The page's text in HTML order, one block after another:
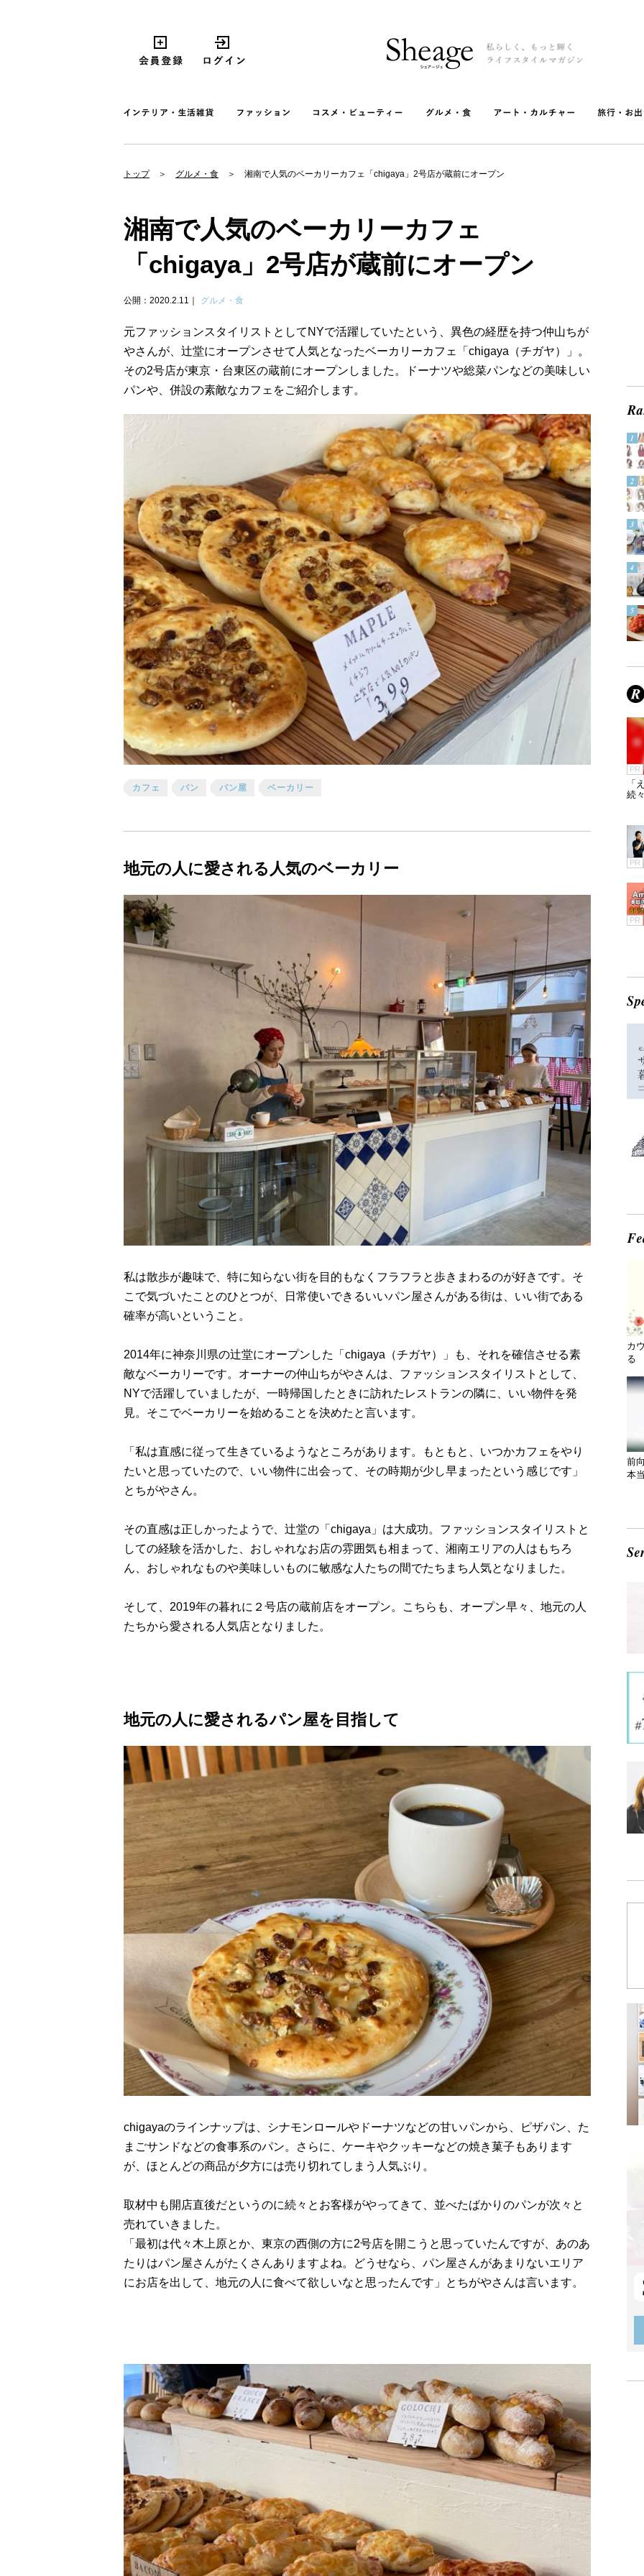
トップ グルメ・食 湘南で人気のベーカリーカフェ「chigaya」2号店が蔵前にオープン
湘南で人気のベーカリーカフェ
「chigaya」2号店が蔵前にオープン
公開：2020.2.11 グルメ・食
元ファッションスタイリストとしてNYで活躍していたという、異色の経歴を持つ仲山ちが
やさんが、辻堂にオープンさせて人気となったベーカリーカフェ「chigaya（チガヤ）」。
その2号店が東京・台東区の蔵前にオープンしました。ドーナツや総菜パンなどの美味しい
パンや、併設の素敵なカフェをご紹介します。
カフェ パン パン屋 ベーカリー
地元の人に愛される人気のベーカリー
私は散歩が趣味で、特に知らない街を目的もなくフラフラと歩きまわるのが好きです。そ
こで気づいたことのひとつが、日常使いできるいいパン屋さんがある街は、いい街である
確率が高いということ。
2014年に神奈川県の辻堂にオープンした「chigaya（チガヤ）」も、それを確信させる素
敵なベーカリーです。オーナーの仲山ちがやさんは、ファッションスタイリストとして、
NYで活躍していましたが、一時帰国したときに訪れたレストランの隣に、いい物件を発
見。そこでベーカリーを始めることを決めたと言います。
「私は直感に従って生きているようなところがあります。もともと、いつかカフェをやり
たいと思っていたので、いい物件に出会って、その時期が少し早まったという感じです」
とちがやさん。
その直感は正しかったようで、辻堂の「chigaya」は大成功。ファッションスタイリストと
しての経験を活かした、おしゃれなお店の雰囲気も相まって、湘南エリアの人はもちろ
ん、おしゃれなものや美味しいものに敏感な人たちの間でたちまち人気となりました。
そして、2019年の暮れに２号店の蔵前店をオープン。こちらも、オープン早々、地元の人
たちから愛される人気店となりました。
地元の人に愛されるパン屋を目指して
chigayaのラインナップは、シナモンロールやドーナツなどの甘いパンから、ピザパン、た
まごサンドなどの食事系のパン。さらに、ケーキやクッキーなどの焼き菓子もあります
が、ほとんどの商品が夕方には売り切れてしまう人気ぶり。
取材中も開店直後だというのに続々とお客様がやってきて、並べたばかりのパンが次々と
売れていきました。
「最初は代々木上原とか、東京の西側の方に2号店を開こうと思っていたんですが、あのあ
たりはパン屋さんがたくさんありますよね。どうせなら、パン屋さんがあまりないエリア
にお店を出して、地元の人に食べて欲しいなと思ったんです」とちがやさんは言います。
PR
「
続
PR
PR
カ
る
前
本